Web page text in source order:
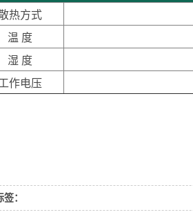
热方式
温 度
湿 度
作电压
：